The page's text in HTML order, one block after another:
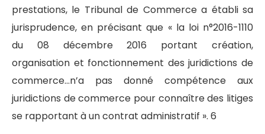
prestations, le Tribunal de Commerce a établi sa
jurisprudence, en précisant que « la loi n°2016-1110
du 08 décembre 2016 portant création,
organisation et fonctionnement des juridictions de
commerce…n’a pas donné compétence aux
juridictions de commerce pour connaître des litiges
se rapportant à un contrat administratif ». 6